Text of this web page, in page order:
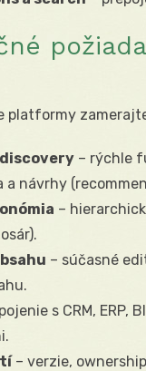
platformy
– rýchle
návrhy
–
– súčasné
s CRM, ERP,
– verzie,